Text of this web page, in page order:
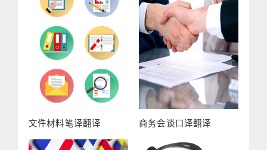
文件材料笔译翻译 商务会谈口译翻译